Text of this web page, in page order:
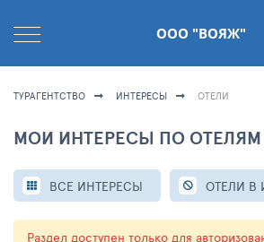
ООО "ВОЯЖ"
ТУРАГЕНТСТВО ИНТЕРЕСЫ ОТЕЛИ
МОИ ИНТЕРЕСЫ ПО ОТЕЛЯМ
ВСЕ ИНТЕРЕСЫ ОТЕЛИ В
Раздел доступен только для